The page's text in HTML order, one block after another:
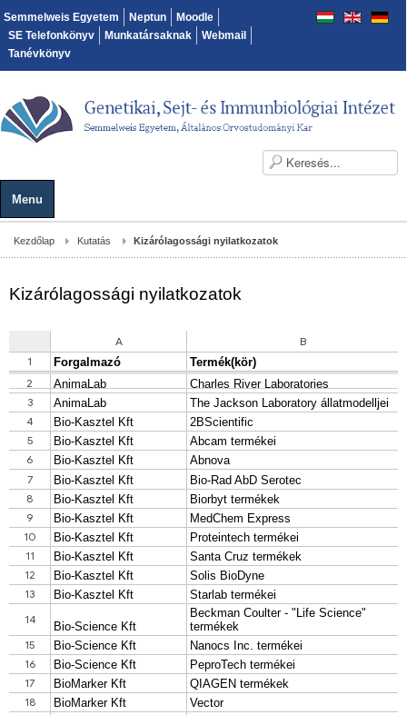
Semmelweis Egyetem Neptun
Moodle
SE Telefonkönyv
Munkatársaknak
Webmail
Tanévkönyv
Menu
Kezdőlap Kutatás Kizárólagossági nyilatkozatok
Kizárólagossági nyilatkozatok